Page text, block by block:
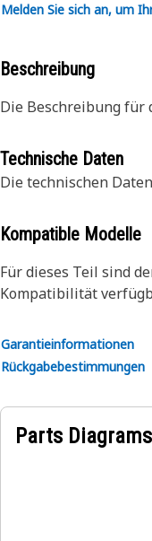
Melden Sie sich an, um
Beschreibung
Die Beschreibung für
Technische Daten
Die technischen
Kompatible Modelle
Für dieses Teil sind
Kompatibilität
Garantieinformationen
Rückgabebestimmungen
Parts Diagrams